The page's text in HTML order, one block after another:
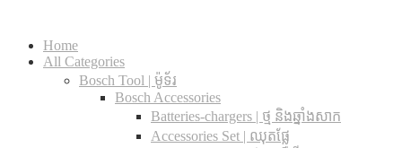
Home
All Categories
Bosch Tool | ម៉ូទ័រ
Bosch Accessories
Batteries-chargers | ថ្ម និងឆ្នាំងសាក
Accessories Set | ឈុតផ្លែ